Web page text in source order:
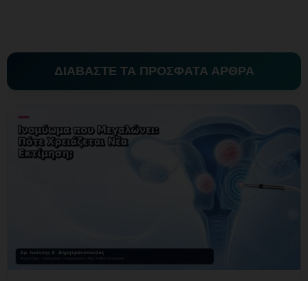
ΔΙΑΒΑΣΤΕ ΤΑ ΠΡΟΣΦΑΤΑ ΑΡΘΡΑ